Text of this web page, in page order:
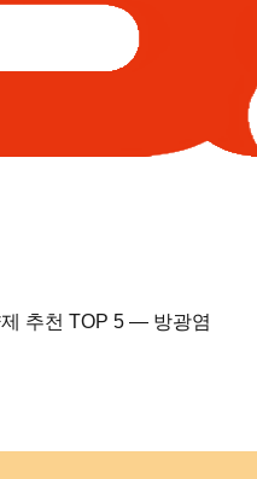
추천 TOP 5 — 방광염